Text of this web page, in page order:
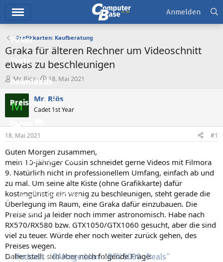
Ticker
Tests
Downloads
Preisvergleich
Forum
Aktuelles
Empfohlene Inhalte
Neue Beiträge
Neueste Aktivitäten
Leserartikel
Regeln
Podcast RAMageddon
RTX 5000 „Deals“
Anmelden
Grafikkarten: Kaufberatung
Graka für älteren Rechner um Videoschnitt
etwas zu beschleunigen
E
r
s
t
e
r
Mr. Riös
E
r
s
e
t
a
m
18. Mai 2021
M Mr. Riös
Cadet 1st Year
18. Mai 2021 #1
Guten Morgen zusammen,
mein 10-jähriger Cousin schneidet gerne Videos mit Filmora
9. Natürlich nicht in professionellem Umfang, einfach ab und
zu mal. Um seine alte Kiste (ohne Grafikkarte) dafür
kostengünstig ein wenig zu beschleunigen, steht gerade die
Überlegung im Raum, eine Graka dafür einzubauen. Die
Preise sind ja leider noch immer astronomisch. Habe nach
RX570/RX580 bzw. GTX1050/GTX1060 gesucht, aber die sind
viel zu teuer. Würde eher noch weiter zurück gehen, des
Preises wegen.
Daher stellt sich aber noch folgende Frage: